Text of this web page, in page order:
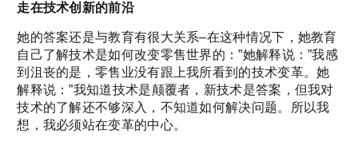
走在技术创新的前沿
她的答案还是与教育有很大关系–在这种情况下，她教育
自己了解技术是如何改变零售世界的：”她解释说：”我感
到沮丧的是，零售业没有跟上我所看到的技术变革。她
解释说：”我知道技术是颠覆者，新技术是答案，但我对
技术的了解还不够深入，不知道如何解决问题。所以我
想，我必须站在变革的中心。